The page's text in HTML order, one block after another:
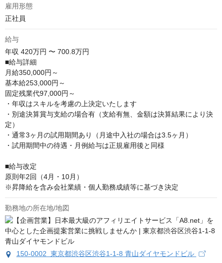
雇用形態
正社員
給与
年収 420万円 〜 700.8万円
■給与詳細
月給350,000円～
基本給253,000円～
固定残業代97,000円～
・年収はスキルを考慮の上決定いたします
・別途決算賞与支給の場合有（支給有無、金額は決算結果により決
定）
・通常3ヶ月の試用期間あり（月途中入社の場合は3.5ヶ月）
・試用期間中の待遇・月例給与は正規雇用後と同様
■給与改定
原則年2回（4月・10月）
※昇降給を含み会社業績・個人勤務成績等に基づき決定
勤務地の所在地/地図
150-0002 東京都渋谷区渋谷1-1-8 青山ダイヤモンドビル